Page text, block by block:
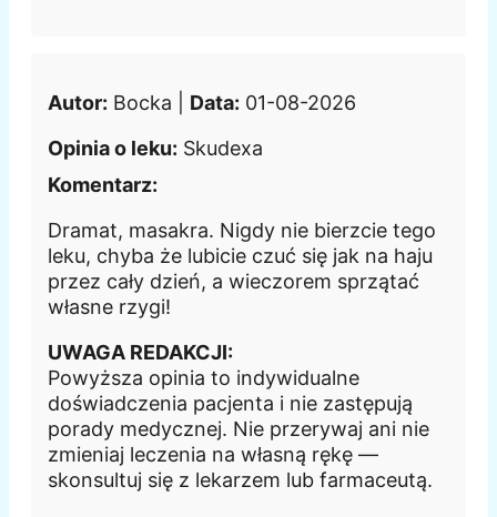
Autor: Bocka | Data: 01-08-2026
Opinia o leku: Skudexa
Komentarz:
Dramat, masakra. Nigdy nie bierzcie tego
leku, chyba że lubicie czuć się jak na haju
przez cały dzień, a wieczorem sprzątać
własne rzygi!
UWAGA REDAKCJI:
Powyższa opinia to indywidualne
doświadczenia pacjenta i nie zastępują
porady medycznej. Nie przerywaj ani nie
zmieniaj leczenia na własną rękę —
skonsultuj się z lekarzem lub farmaceutą.